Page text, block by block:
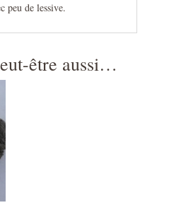
peu de lessive.
être aussi…